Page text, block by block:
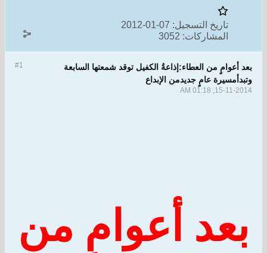
تاريخ التسجيل: 07-01-2012
المشاركات: 3052
من العطاء:إذاعةُ الكفيل توقد شمعتها السابعة
عامٍ جديدمن الإبداع
15-11-
أعوامٍ من